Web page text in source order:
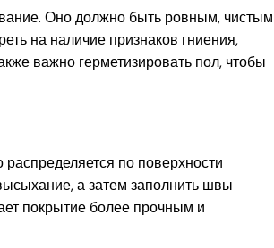
Оно должно быть ровным, чистым
на наличие признаков гниения,
важно герметизировать пол, чтобы
по поверхности
а затем заполнить швы
покрытие более прочным и